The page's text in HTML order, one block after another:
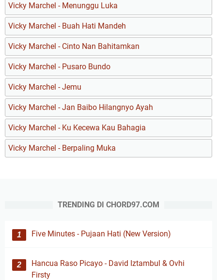
Vicky Marchel - Menunggu Luka
Vicky Marchel - Buah Hati Mandeh
Vicky Marchel - Cinto Nan Bahitamkan
Vicky Marchel - Pusaro Bundo
Vicky Marchel - Jemu
Vicky Marchel - Jan Baibo Hilangnyo Ayah
Vicky Marchel - Ku Kecewa Kau Bahagia
Vicky Marchel - Berpaling Muka
TRENDING DI CHORD97.COM
Five Minutes - Pujaan Hati (New Version)
Hancua Raso Picayo - David Iztambul & Ovhi
Firsty